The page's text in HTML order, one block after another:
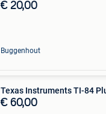
€ 20,00
Buggenhout
Texas Instruments TI-84
€ 60,00